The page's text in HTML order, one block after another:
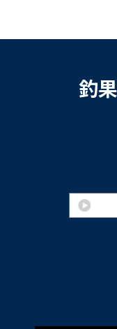
釣